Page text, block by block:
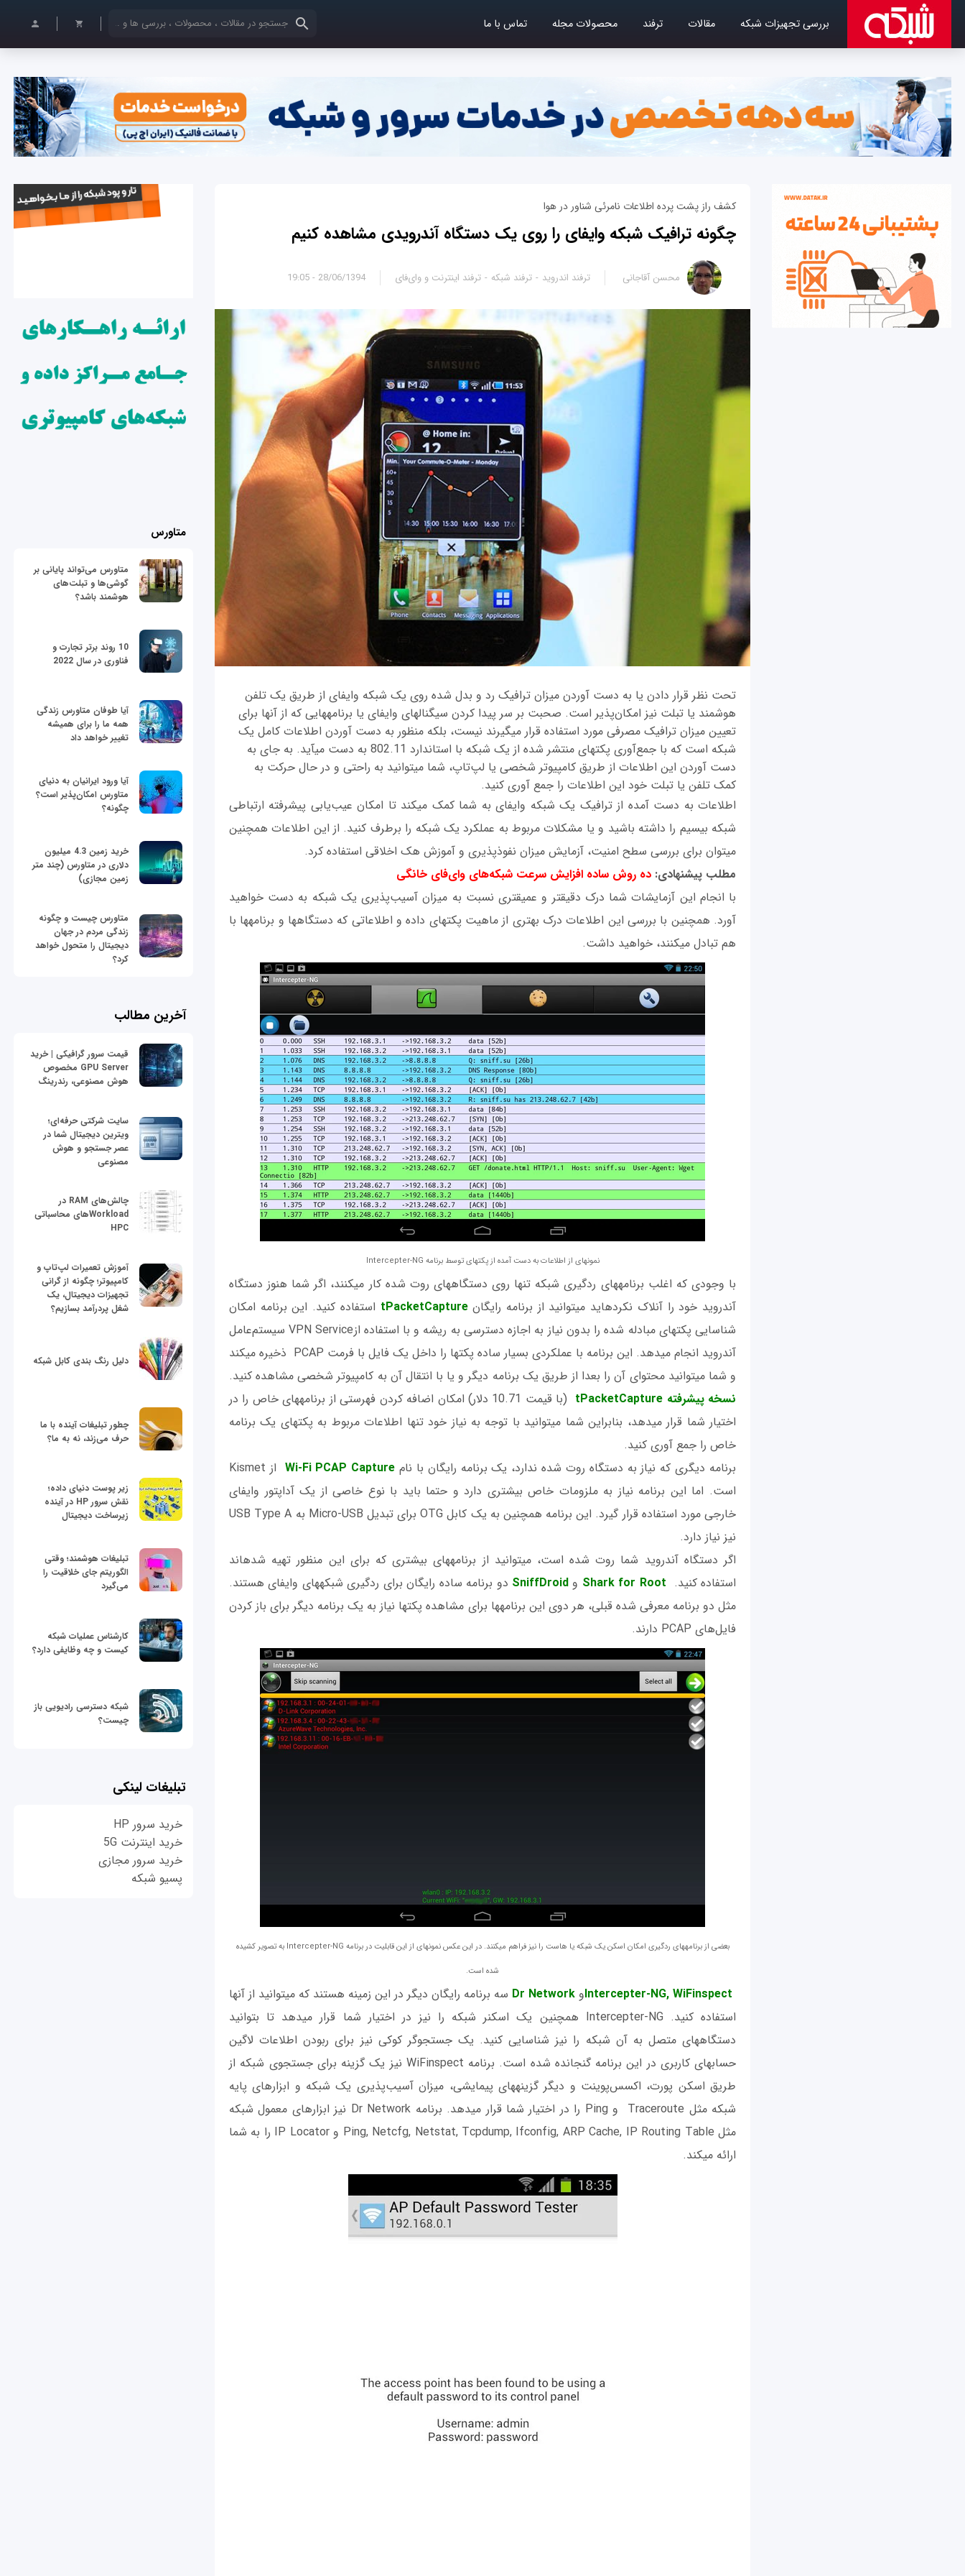
بررسی تجهیزات شبکه مقالات ترفند محصولات مجله تماس با ما کلمات کلیدی خود را وارد کنید
کشف راز پشت پرده اطلاعات نامرئی شناور در هوا
چگونه ترافیک شبکه وای‎فای را روی یک دستگاه آندرويدی مشاهده کنیم
28/06/1394 - 19:05 محسن آقاجانی ترفند اندروید ترفند شبکه ترفند اینترنت و وای‌فای
تحت نظر قرار دادن یا به دست آوردن میزان ترافیک رد و بدل شده روی یک شبکه وای‎فای از طریق یک تلفن
هوشمند یا تبلت نیز امکان‌پذیر است. صحبت بر سر پیدا کردن سیگنال‎های وای‎فای یا برنامه‎هایی که از آنها برای
تعیین میزان ترافیک مصرفی مورد استفاده قرار می‎گیرند نیست، بلکه منظور به دست آوردن اطلاعات کامل یک
شبکه است که با جمع‌آوری پکت‎های منتشر شده از یک شبکه با استاندارد 802.11 به دست می‎آید. به جای به
دست آوردن این اطلاعات از طریق کامپیوتر شخصی یا لپ‌تاپ، شما می‎توانید به راحتی و در حال حرکت به
کمک تلفن یا تبلت خود این اطلاعات را جمع آوری کنید.
اطلاعات به دست آمده از ترافیک یک شبکه وای‎فای به شما کمک می‎کند تا امکان عیب‌یابی پیشرفته ارتباطی
شبکه بی‎سیم را داشته باشید و یا مشکلات مربوط به عملکرد یک شبکه را برطرف کنید. از این اطلاعات همچنین
می‎توان برای بررسی سطح امنیت، آزمايش میزان نفوذپذیری و آموزش هک اخلاقی استفاده کرد.
مطلب پیشنهادی: ده روش ساده افزایش سرعت شبکه‌های وای‌فای خانگی
با انجام این آزمايشات شما درک دقیق‎تر و عمیق‎تری نسبت به میزان آسيب‌پذیری یک شبکه به دست خواهید
آورد. همچنین با بررسی این اطلاعات درک بهتری از ماهيت پکت‎های داده و اطلاعاتی که دستگاه‎ها و برنامه‎ها با
هم تبادل می‎کنند، خواهید داشت.
نمونه‎ای از اطلاعات به دست آمده از پکت‎های توسط برنامه Intercepter-NG
با وجودی که اغلب برنامه‎های ردگیری شبکه تنها روی دستگاه‎های روت شده کار می‎کنند، اگر شما هنوز دستگاه
آندرويد خود را آنلاک نکرده‎اید می‎توانید از برنامه رایگان
tPacketCapture استفاده کنید. این برنامه امکان
شناسایی پکت‎های مبادله شده را بدون نياز به اجازه دسترسی به ریشه و با استفاده ازVPN Service سیستم‌عامل
آندرويد انجام می‎دهد. این برنامه با عملکردی بسیار ساده پکت‎ها را داخل یک فایل با فرمت PCAP ذخیره می‎کند
و شما می‎توانید محتوای آن را بعدا از طریق یک برنامه دیگر و یا با انتقال آن به کامپیوتر شخصی مشاهده کنید.
نسخه پیشرفته tPacketCapture
(با قیمت 10.71 دلار) امکان اضافه کردن فهرستی از برنامه‎های خاص را در
اختیار شما قرار می‎دهد، بنابراین شما می‎توانید با توجه به نیاز خود تنها اطلاعات مربوط به پکت‎های یک برنامه
خاص را جمع آوری کنید.
برنامه دیگری که نیاز به دستگاه روت شده ندارد، یک برنامه رایگان با نام Wi-Fi PCAP Capture
از Kismet
است. اما این برنامه نیاز به ملزومات خاص بیشتری دارد و حتما باید با نوع خاصی از یک آداپتور وای‎فای
خارجی مورد استفاده قرار گيرد. این برنامه همچنین به یک کابل OTG برای تبدیل Micro-USB به USB Type A
نیز نیاز دارد.
اگر دستگاه آندرويد شما روت شده است، می‎توانید از برنامه‎های بیشتری که برای این منظور تهیه شده‎اند
استفاده کنید. Shark for Root وSniffDroid
دو برنامه ساده رایگان برای ردگیری شبکه‎های وای‎فای هستند.
مثل دو برنامه معرفی شده قبلی، هر دوی این برنامه‎ها برای مشاهده پکت‎ها نیاز به یک برنامه دیگر برای باز کردن
فایل‌های PCAP دارند.
بعضی از برنامه‎های ردگیری امکان اسکن یک شبکه یا هاست را نیز فراهم می‎کنند. در این عکس نمونه‎ای از این قابلیت در برنامه Intercepter-NG به تصویر کشیده
شده است.
Intercepter-NG, WiFinspect و Dr Network
سه برنامه رایگان دیگر در این زمینه هستند که می‎توانید از آنها
استفاده کنید. Intercepter-NG همچنین یک اسکنر شبکه را نیز در اختیار شما قرار می‎دهد تا بتوانید
دستگاه‎های متصل به آن شبکه را نیز شناسایی کنید. یک جستجوگر کوکی نیز برای ربودن اطلاعات لاگین
حساب‎های کاربری در این برنامه گنجانده شده است. برنامه WiFinspect نیز یک گزینه برای جستجوی شبکه از
طریق اسکن پورت، اکسس‌پوینت و دیگر گزینه‎های پیمایشی، میزان آسيب‌پذیری یک شبکه و ابزارهای پایه
شبکه مثل Traceroute و Ping را در اختیار شما قرار می‎دهد. برنامه Dr Network نیز ابزارهای معمول شبکه
مثل Ping, Netcfg, Netstat, Tcpdump, Ifconfig, ARP Cache, IP Routing Table و IP Locator را به شما
ارائه می‎کند.
متاورس
متاورس می‌تواند پایانی بر
گوشی‌ها و تبلت‌های
هوشمند باشد؟
10 روند برتر تجارت و
فناوری در سال 2022
آیا طوفان متاورس زندگی
همه ما را برای همیشه
تغییر خواهد داد
آیا ورود ایرانیان به دنیای
متاورس امکان‌پذیر است؟
چگونه؟
خرید زمین 4.3 میلیون
دلاری در متاورس (چند متر
زمین مجازی)
متاورس چیست و چگونه
زندگی مردم در جهان
دیجیتال را متحول خواهد
کرد؟
آخرین مطالب
قیمت سرور گرافیکی | خرید
GPU Server مخصوص
هوش مصنوعی، رندرینگ
سایت شرکتی حرفه‌ای؛
ویترین دیجیتال شما در
عصر جستجو و هوش
مصنوعی
چالش‌های RAM در
Workloadهای محاسباتی
HPC
آموزش تعمیرات لپ‌تاپ و
کامپیوتر؛ چگونه از گرانی
تجهیزات دیجیتال، یک
شغل پردرآمد بسازیم؟
دلیل رنگ بندی کابل شبکه
چطور تبلیغات آینده با ما
حرف می‌زند، نه به ما؟
زیر پوست دنیای داده؛
نقش سرور HP در آینده
زیرساخت دیجیتال
تبلیغات هوشمند؛ وقتی
الگوریتم جای خلاقیت را
می‌گیرد
کارشناس عملیات شبکه
کیست و چه وظایفی دارد؟
شبکه دسترسی رادیویی باز
چیست؟
تبلیغات لینکی
خرید سرور HP
خرید اینترنت 5G
خرید سرور مجازی
پسیو شبکه